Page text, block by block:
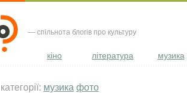
— спільнота блогів про культуру
кіно література музика
категорії: музика фото